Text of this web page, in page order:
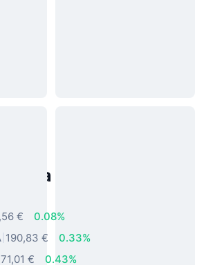
z reálneho
€
0.08%
190,83 €
0.33%
€ 0.43%